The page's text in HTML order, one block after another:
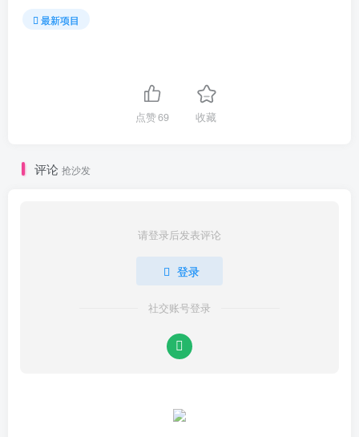
最新项目
点赞69 收藏
评论 抢沙发
请登录后发表评论
登录
社交账号登录